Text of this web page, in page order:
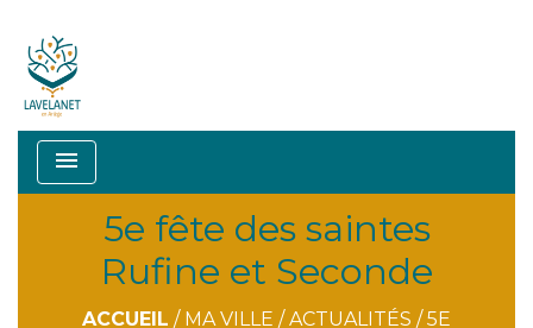
menu
5e fête des saintes
Rufine et Seconde
ACCUEIL / MA VILLE /ACTUALITÉS /5E